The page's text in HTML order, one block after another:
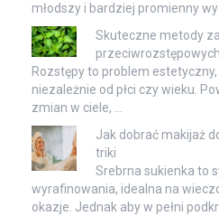
młodszy i bardziej promienny
Skuteczne metody
Rozstępy to problem
niezależnie od płci czy wieku.
zmian w ciele, …
Jak dobrać makijaż
triki
Srebrna sukienka to
wyrafinowania, idealna na
okazje. Jednak aby w pełni